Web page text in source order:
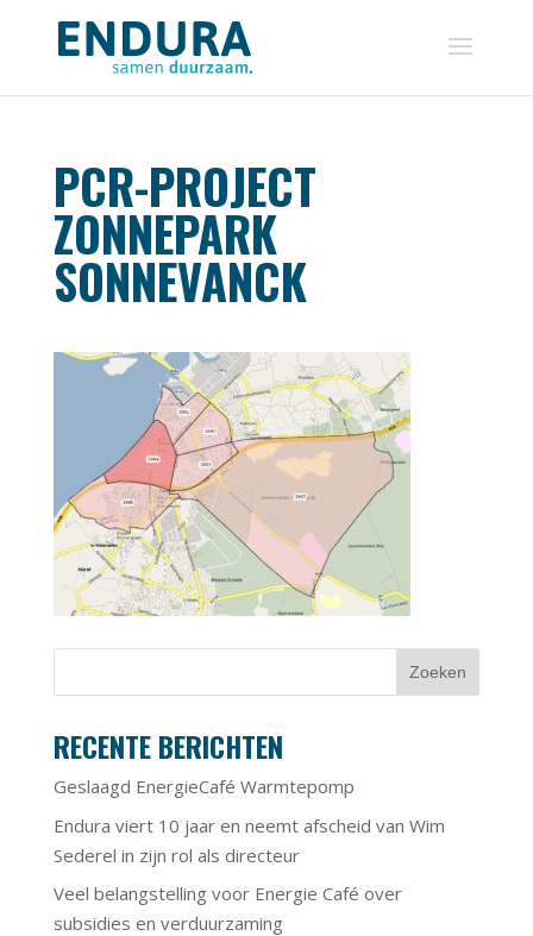
PCR-PROJECT
ZONNEPARK
SONNEVANCK
RECENTE BERICHTEN
Geslaagd EnergieCafé Warmtepomp
Endura viert 10 jaar en neemt afscheid van Wim
Sederel in zijn rol als directeur
Veel belangstelling voor Energie Café over
subsidies en verduurzaming